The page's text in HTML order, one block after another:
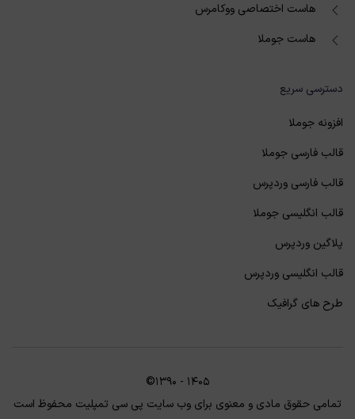
هاست اختصاصی ووکامرس
هاست جوملا
دسترسی سریع
افزونه جوملا
قالب فارسی جوملا
قالب فارسی وردپرس
قالب انگلیسی جوملا
پلاگین وردپرس
قالب انگلیسی وردپرس
طرح های گرافیک
©1390 - 1405
تمامی حقوق مادی و معنوی برای وب سایت پی سی تمپلیت محفوظ است